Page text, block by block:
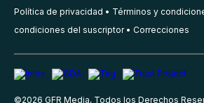
Política de privacidad Términos y
condiciones del suscriptor
Correcciones
©2026 GFR Media, Todos los Derechos